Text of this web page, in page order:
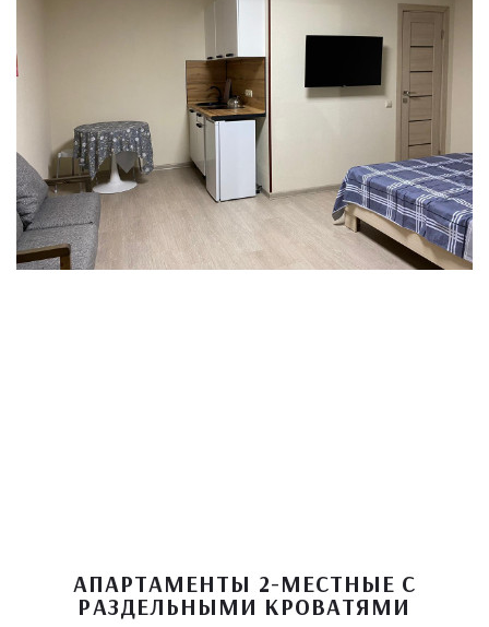
АПАРТАМЕНТЫ 2-МЕСТНЫЕ С
РАЗДЕЛЬНЫМИ КРОВАТЯМИ